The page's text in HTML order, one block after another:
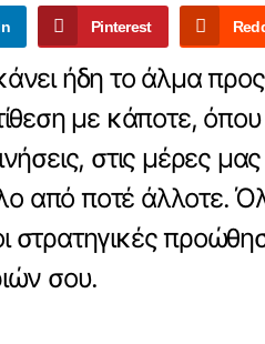
Pinterest
ήδη το άλμα
με κάποτε,
στις μέρες
από ποτέ άλλοτε.
στρατηγικές
σου.